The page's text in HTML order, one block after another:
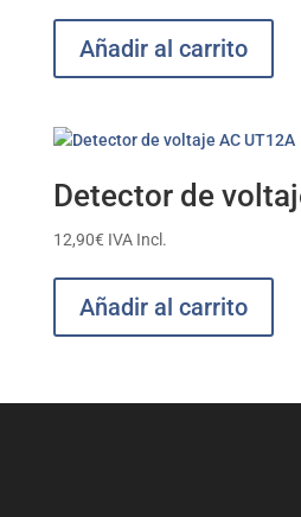
Añadir al carrito
Detector de
12,90€ IVA Incl.
Añadir al carrito